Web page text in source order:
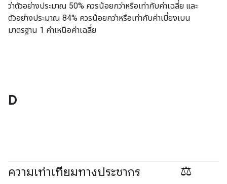
ว่าตัวอย่างประมาณ 50% ควรน้อยกว่าหรือเท่ากับค่าเฉลี่ย และ
ตัวอย่างประมาณ 84% ควรน้อยกว่าหรือเท่ากับค่าเบี่ยงเบน
มาตรฐาน 1 ค่าเหนือค่าเฉลี่ย
D
ความเท่าเทียมทางประชากร #Metric